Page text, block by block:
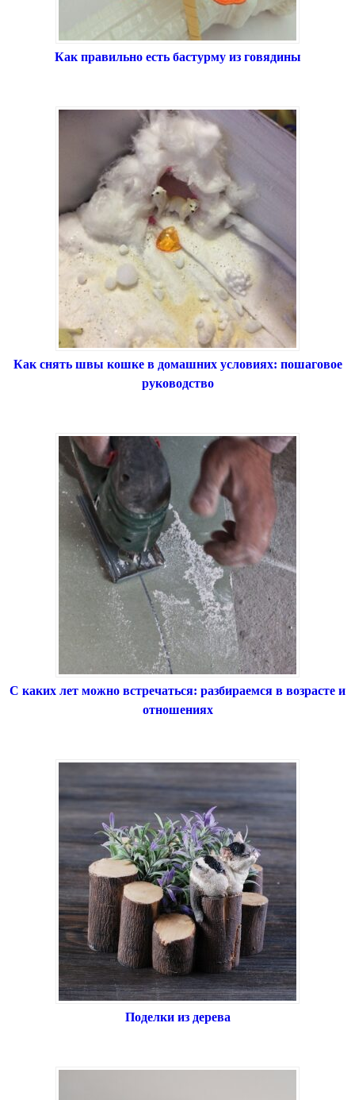
Как правильно есть бастурму из говядины
Как снять швы кошке в домашних условиях: пошаговое
руководство
С каких лет можно встречаться: разбираемся в возрасте и
отношениях
Поделки из дерева